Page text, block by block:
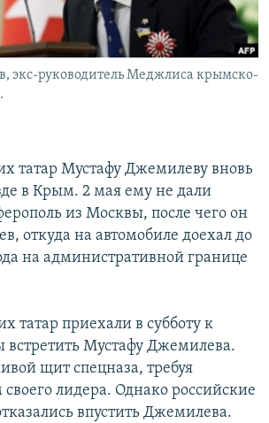
экс-руководитель Меджлиса крымско-
татар Мустафу Джемилеву вновь
в Крым. 2 мая ему не дали
из Москвы, после чего он
откуда на автомобиле доехал до
на административной границе
татар приехали в субботу к
встретить Мустафу Джемилева.
щит спецназа, требуя
лидера. Однако российские
впустить Джемилева.